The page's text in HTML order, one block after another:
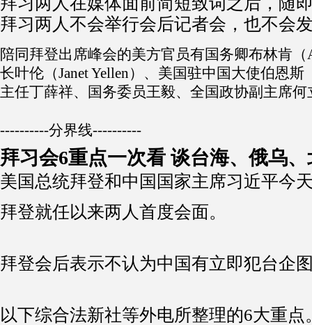
拜习两人不会举行会后记者会，也不会
陪同拜登出席峰会的美方官员有国务卿布林肯
长叶伦（Janet Yellen）、美国驻中国大使伯恩
主任丁薛祥、国务委员王毅、全国政协副主席何
----------分界线----------
拜习会6重点一次看 谈台海、俄乌
美国总统拜登和中国国家主席习近平今
拜登就任以来两人首度会面。
拜登会后表示不认为中国有立即犯台企
以下综合法新社等外电所整理的6大重点